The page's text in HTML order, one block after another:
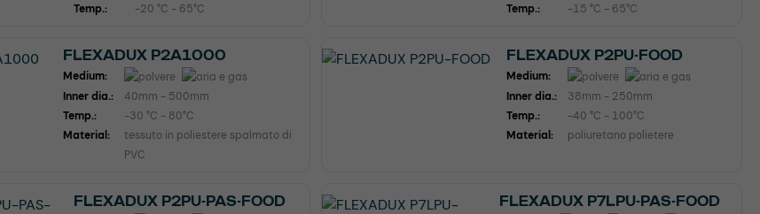
Temp.:
-20 °C - 65°C
Temp.:
-15 °C - 65°C
FLEXADUX P2A1000
Medium:
Inner dia.:
40mm - 500mm
Temp.:
-30 °C - 80°C
Material:
tessuto in poliestere spalmato di
PVC
FLEXADUX P2PU-FOOD
Medium:
Inner dia.:
38mm - 250mm
Temp.:
-40 °C - 100°C
Material:
poliuretano polietere
FLEXADUX P2PU-PAS-FOOD FLEXADUX P7LPU-PAS-FOOD